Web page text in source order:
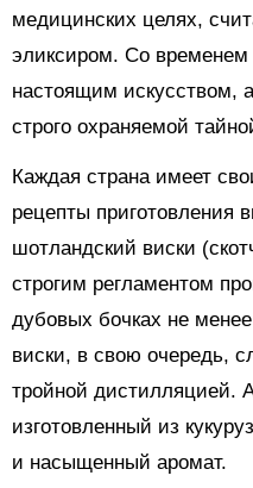
медицинских целях,
эликсиром. Со временем
настоящим искусством,
строго охраняемой
Каждая страна имеет
рецепты приготовления
шотландский виски
строгим регламентом
дубовых бочках не
виски, в свою очередь,
тройной дистилляцией.
изготовленный из
и насыщенный аромат.